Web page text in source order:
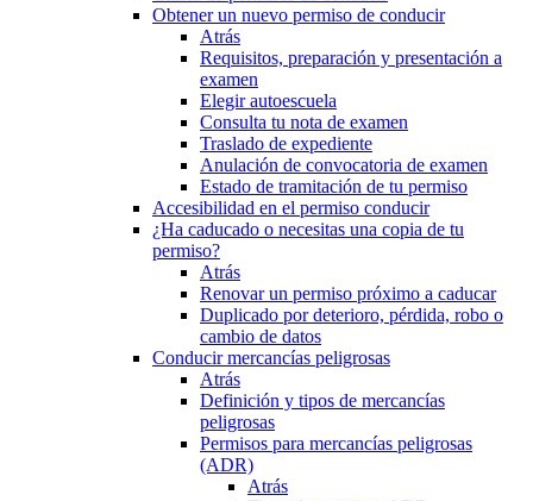
Obtener un nuevo permiso de conducir
Atrás
Requisitos, preparación y presentación a
examen
Elegir autoescuela
Consulta tu nota de examen
Traslado de expediente
Anulación de convocatoria de examen
Estado de tramitación de tu permiso
Accesibilidad en el permiso conducir
¿Ha caducado o necesitas una copia de tu
permiso?
Atrás
Renovar un permiso próximo a caducar
Duplicado por deterioro, pérdida, robo o
cambio de datos
Conducir mercancías peligrosas
Atrás
Definición y tipos de mercancías
peligrosas
Permisos para mercancías peligrosas
(ADR)
Atrás